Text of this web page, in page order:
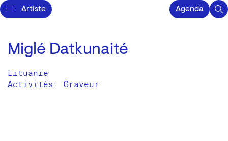
Artiste Agenda
Miglé Datkunaité
Lituanie
Activités: Graveur